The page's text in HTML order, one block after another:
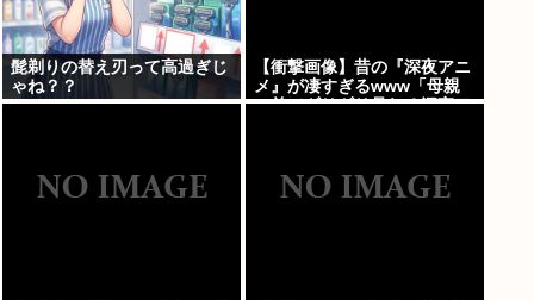
髭剃りの替え刃って高過ぎじ
ゃね？？
【衝撃画像】昔の『深夜アニ
メ』が凄すぎるwww「母親
の前でギリギリ見れる深夜ア